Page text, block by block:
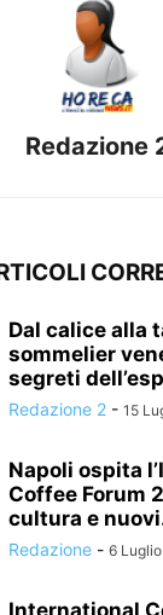
Redazione
Dal calice alla
sommelier
segreti
Redazione 2 - 15
Napoli ospita
Coffee Forum
cultura e
Redazione - 6